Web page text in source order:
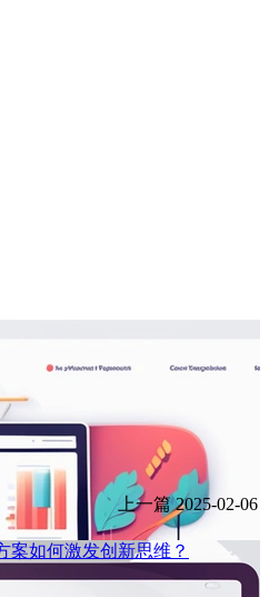
上一篇 2025-02-06
案如何激发创新思维？